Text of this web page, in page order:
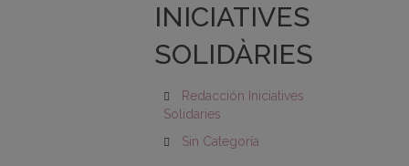
INICIATIVES
SOLIDÀRIES
Redacción Iniciatives
Solidaries
Sin Categoría